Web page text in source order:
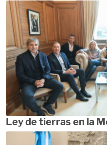
Ley de tierras en la